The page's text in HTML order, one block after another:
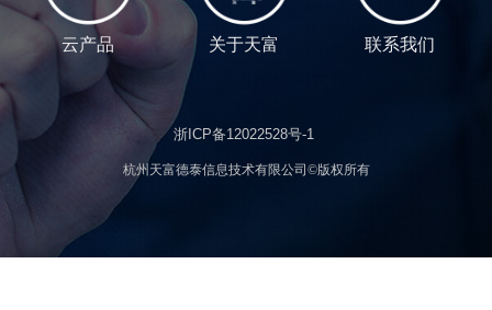
云产品 关于天富 联系我们
浙ICP备12022528号-1
杭州天富德泰信息技术有限公司©版权所有